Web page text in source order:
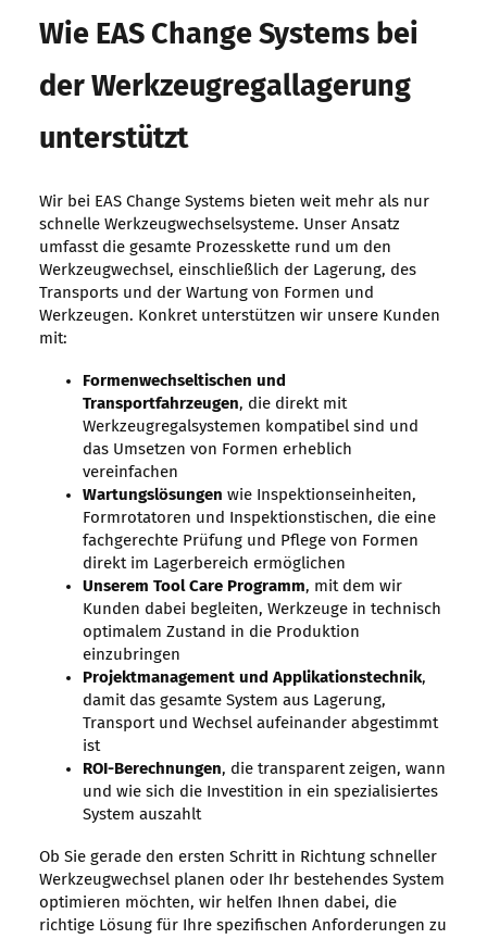
Wie EAS Change Systems bei
der Werkzeugregallagerung
unterstützt
Wir bei EAS Change Systems bieten weit mehr als nur
schnelle Werkzeugwechselsysteme. Unser Ansatz
umfasst die gesamte Prozesskette rund um den
Werkzeugwechsel, einschließlich der Lagerung, des
Transports und der Wartung von Formen und
Werkzeugen. Konkret unterstützen wir unsere Kunden
mit:
Formenwechseltischen und
Transportfahrzeugen, die direkt mit
Werkzeugregalsystemen kompatibel sind und
das Umsetzen von Formen erheblich
vereinfachen
Wartungslösungen wie Inspektionseinheiten,
Formrotatoren und Inspektionstischen, die eine
fachgerechte Prüfung und Pflege von Formen
direkt im Lagerbereich ermöglichen
Unserem Tool Care Programm, mit dem wir
Kunden dabei begleiten, Werkzeuge in technisch
optimalem Zustand in die Produktion
einzubringen
Projektmanagement und Applikationstechnik,
damit das gesamte System aus Lagerung,
Transport und Wechsel aufeinander abgestimmt
ist
ROI-Berechnungen, die transparent zeigen, wann
und wie sich die Investition in ein spezialisiertes
System auszahlt
Ob Sie gerade den ersten Schritt in Richtung schneller
Werkzeugwechsel planen oder Ihr bestehendes System
optimieren möchten, wir helfen Ihnen dabei, die
richtige Lösung für Ihre spezifischen Anforderungen zu